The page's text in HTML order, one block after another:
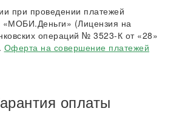
при проведении платежей
(Лицензия на
операций № 3523-К от «28»
Оферта на совершение платежей
оплаты